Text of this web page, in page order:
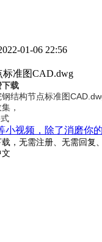
01-06 22:56
准图CAD.dwg
下载
结构节点标准图
，
小视频，除了消磨你
载，无需注册、无需回复
文